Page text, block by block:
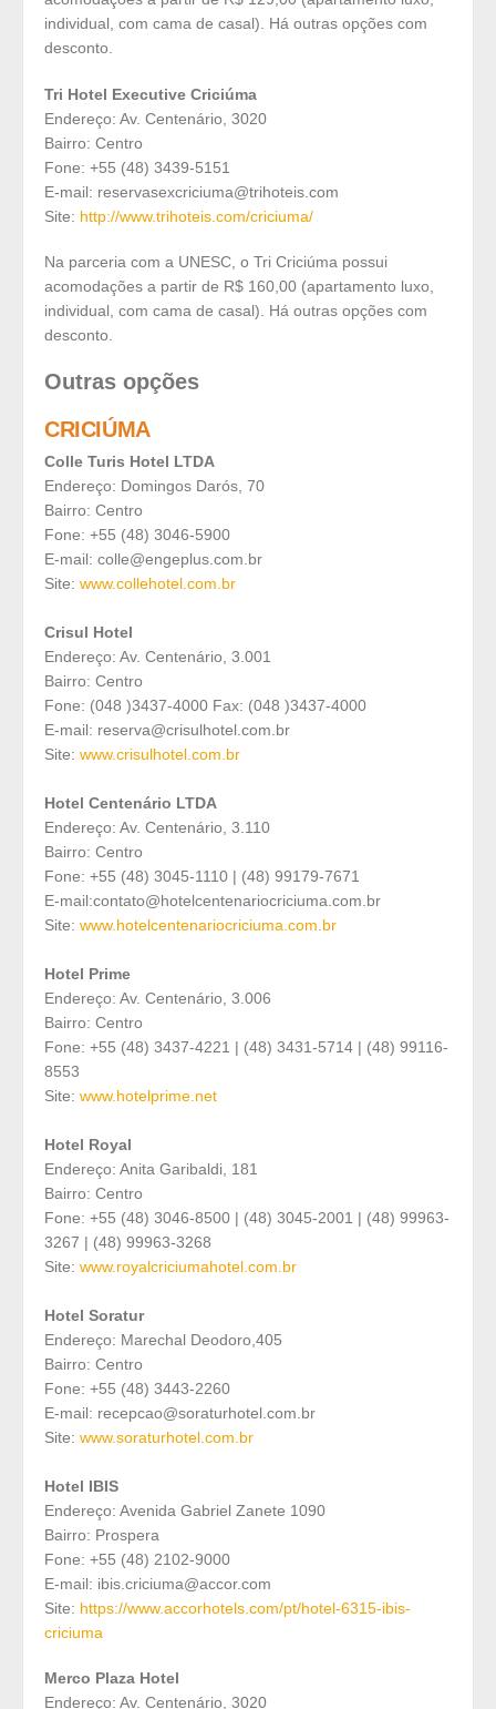
individual, com cama de casal). Há outras opções com
desconto.
Tri Hotel Executive Criciúma
Endereço: Av. Centenário, 3020
Bairro: Centro
Fone: +55 (48) 3439-5151
E-mail: reservasexcriciuma@trihoteis.com
Site: http://www.trihoteis.com/criciuma/
Na parceria com a UNESC, o Tri Criciúma possui
acomodações a partir de R$ 160,00 (apartamento luxo,
individual, com cama de casal). Há outras opções com
desconto.
Outras opções
CRICIÚMA
Colle Turis Hotel LTDA
Endereço: Domingos Darós, 70
Bairro: Centro
Fone: +55 (48) 3046-5900
E-mail: colle@engeplus.com.br
Site: www.collehotel.com.br
Crisul Hotel
Endereço: Av. Centenário, 3.001
Bairro: Centro
Fone: (048 )3437-4000 Fax: (048 )3437-4000
E-mail: reserva@crisulhotel.com.br
Site: www.crisulhotel.com.br
Hotel Centenário LTDA
Endereço: Av. Centenário, 3.110
Bairro: Centro
Fone: +55 (48) 3045-1110 | (48) 99179-7671
E-mail:contato@hotelcentenariocriciuma.com.br
Site: www. hotelcentenariocriciuma.com.br
Hotel Prime
Endereço: Av. Centenário, 3.006
Bairro: Centro
Fone: +55 (48) 3437-4221 | (48) 3431-5714 | (48) 99116-
8553
Site: www.hotelprime.net
Hotel Royal
Endereço: Anita Garibaldi, 181
Bairro: Centro
Fone: +55 (48) 3046-8500 | (48) 3045-2001 | (48) 99963-
3267 | (48) 99963-3268
Site: www.royalcriciumahotel.com.br
Hotel Soratur
Endereço: Marechal Deodoro,405
Bairro: Centro
Fone: +55 (48) 3443-2260
E-mail: recepcao@soraturhotel.com.br
Site: www.soraturhotel.com.br
Hotel IBIS
Endereço: Avenida Gabriel Zanete 1090
Bairro: Prospera
Fone: +55 (48) 2102-9000
E-mail: ibis.criciuma@accor.com
Site: https://www.accorhotels.com/pt/hotel-6315-ibis-
criciuma
Merco Plaza Hotel
Endereço: Av. Centenário, 3020